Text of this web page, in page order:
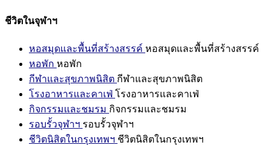
ชีวิตในจุฬาฯ
หอสมุดและพื้นที่สร้างสรรค์ หอสมุดและพื้นที่สร้างสรรค์
หอพัก หอพัก
กีฬาและสุขภาพนิสิต กีฬาและสุขภาพนิสิต
โรงอาหารและคาเฟ่ โรงอาหารและคาเฟ่
กิจกรรมและชมรม กิจกรรมและชมรม
รอบรั้วจุฬาฯ รอบรั้วจุฬาฯ
ชีวิตนิสิตในกรุงเทพฯ ชีวิตนิสิตในกรุงเทพฯ